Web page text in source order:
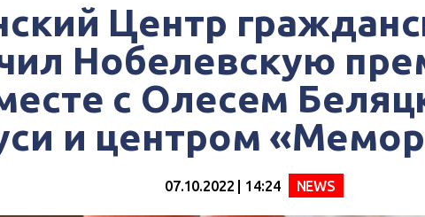
Центр
Нобелевскую
с Олесем
и центром
07.10.2022 | 14:24 NEWS